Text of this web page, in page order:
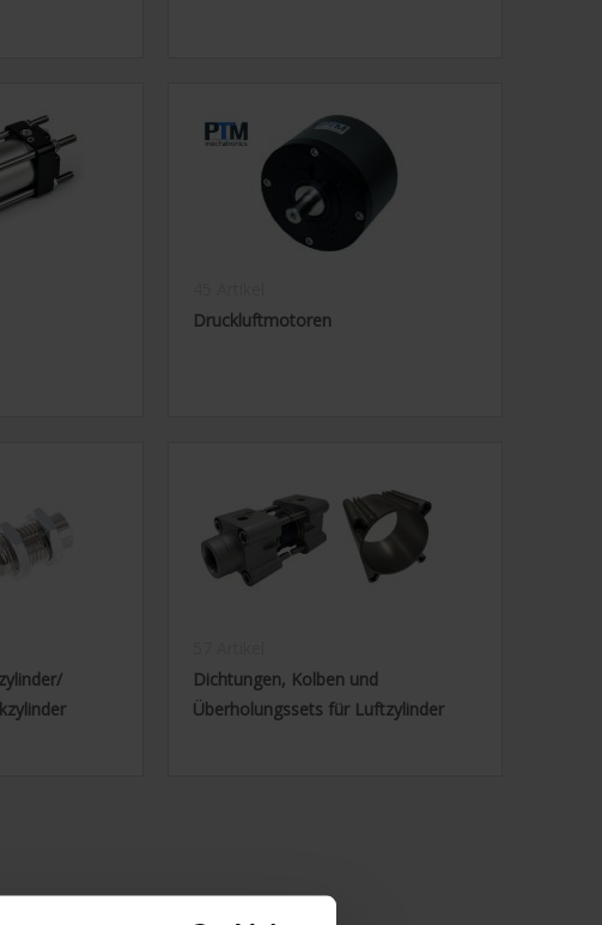
Druckluftmotoren
Dichtungen, Kolben und
Überholungssets für Luftzylinder